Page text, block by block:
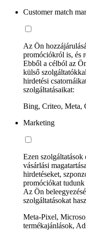
Customer match
Az Ön
promóciókról is, és
Ebből a célból az
külső
hirdetési
szolgáltatásaikat:
Bing, Criteo, Meta,
Marketing
Ezen szolgáltatások
vásárlási
hirdetéseket,
promóciókat
Az Ön
szolgáltatásokat
Meta-Pixel,
termékajánlások,